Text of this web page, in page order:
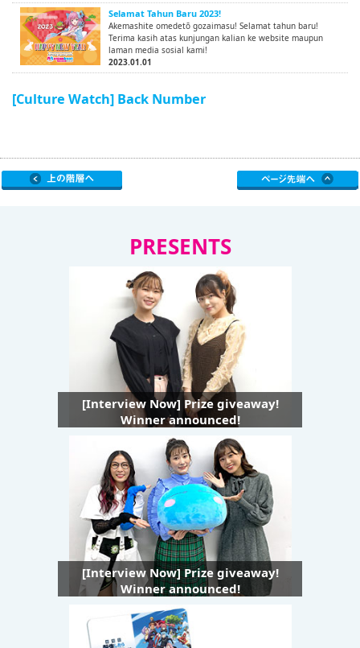
Selamat Tahun Baru 2023!
Akemashite omedetō gozaimasu! Selamat tahun baru!
Terima kasih atas kunjungan kalian ke website maupun
laman media sosial kami!
2023.01.01
[Culture Watch] Back Number
PRESENTS
[Interview Now] Prize giveaway!
Winner announced!
[Interview Now] Prize giveaway!
Winner announced!